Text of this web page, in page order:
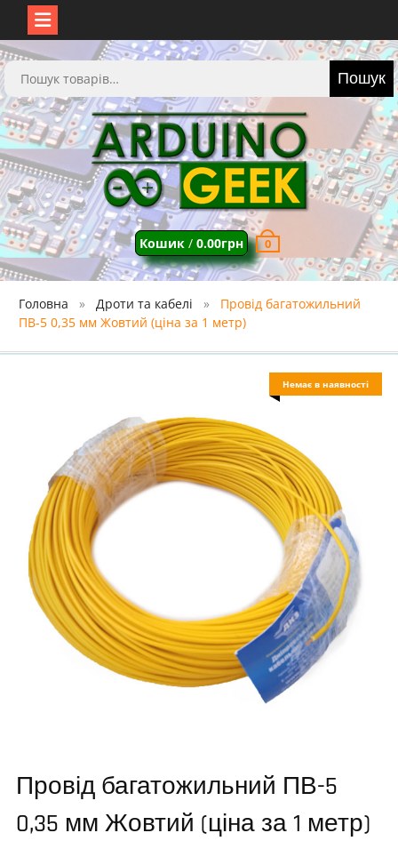
Перейти
до
вмісту
Шукати: Пошук
Кошик/ 0.00грн 0
Головна Дроти та кабелі
Провід багатожильний
ПВ-5 0,35 мм Жовтий (ціна за 1 метр)
Немає в наявності
Провід багатожильний ПВ-5
0,35 мм Жовтий (ціна за 1 метр)